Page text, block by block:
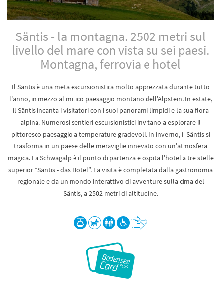
Säntis - la montagna. 2502 metri sul
livello del mare con vista su sei paesi.
Montagna, ferrovia e hotel
Il Säntis è una meta escursionistica molto apprezzata durante tutto
l'anno, in mezzo al mitico paesaggio montano dell'Alpstein. In estate,
il Säntis incanta i visitatori con i suoi panorami limpidi e la sua flora
alpina. Numerosi sentieri escursionistici invitano a esplorare il
pittoresco paesaggio a temperature gradevoli. In inverno, il Säntis si
trasforma in un paese delle meraviglie innevato con un'atmosfera
magica. La Schwägalp è il punto di partenza e ospita l'hotel a tre stelle
superior “Säntis - das Hotel”. La visita è completata dalla gastronomia
regionale e da un mondo interattivo di avventure sulla cima del
Säntis, a 2502 metri di altitudine.